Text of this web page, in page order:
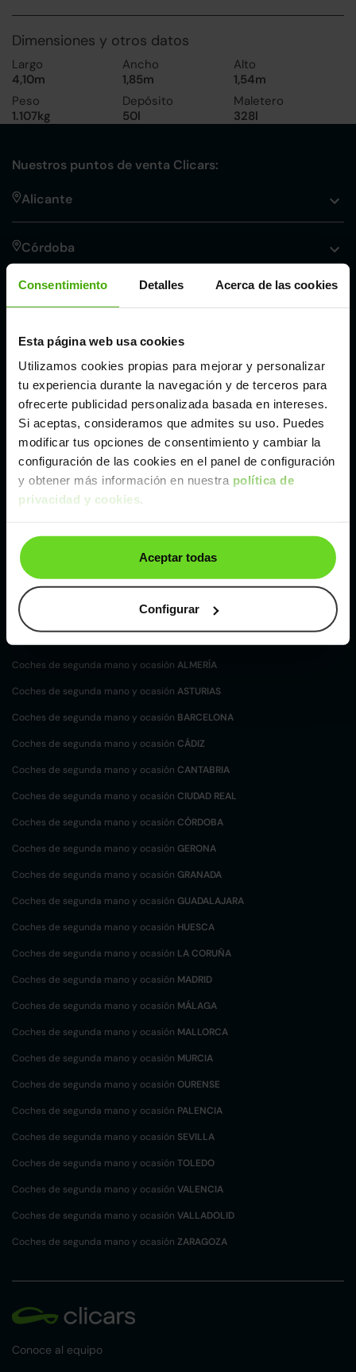
Consentimiento Detalles Acerca de las cookies
Esta página web usa cookies
Utilizamos cookies propias para mejorar y personalizar
tu experiencia durante la navegación y de terceros para
ofrecerte publicidad personalizada basada en intereses.
Si aceptas, consideramos que admites su uso. Puedes
modificar tus opciones de consentimiento y cambiar la
configuración de las cookies en el panel de configuración
y obtener más información en nuestra política de
privacidad y cookies.
Aceptar todas
Configurar
Dimensiones y otros datos
Largo
4,10m
Ancho
1,85m
Alto
1,54m
Peso
1.107kg
Depósito
50l
Maletero
328l
Nuestros puntos de venta Clicars:
Alicante
Córdoba
Málaga
Valencia
Zaragoza
Ver Dacia Sandero de segunda mano y ocasión
Coches de segunda mano y ocasión por
localización
Coches de segunda mano y ocasiónALBACETE
Coches de segunda mano y ocasión ALMERÍA
Coches de segunda mano y ocasión ASTURIAS
Coches de segunda mano y ocasión BARCELONA
Coches de segunda mano y ocasión CÁDIZ
Coches de segunda mano y ocasión CANTABRIA
Coches de segunda mano y ocasión CIUDAD REAL
Coches de segunda mano y ocasión CÓRDOBA
Coches de segunda mano y ocasión GERONA
Coches de segunda mano y ocasión GRANADA
Coches de segunda mano y ocasión GUADALAJARA
Coches de segunda mano y ocasión HUESCA
Coches de segunda mano y ocasión LA CORUÑA
Coches de segunda mano y ocasión MADRID
Coches de segunda mano y ocasión MÁLAGA
Coches de segunda mano y ocasión MALLORCA
Coches de segunda mano y ocasión MURCIA
Coches de segunda mano y ocasión OURENSE
Coches de segunda mano y ocasión PALENCIA
Coches de segunda mano y ocasión SEVILLA
Coches de segunda mano y ocasión TOLEDO
Coches de segunda mano y ocasión VALENCIA
Coches de segunda mano y ocasión VALLADOLID
Coches de segunda mano y ocasión ZARAGOZA
Conoce al equipo